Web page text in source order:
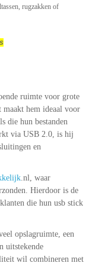
rugzakken of
ruimte voor grote
maakt hem ideaal voor
die hun bestanden
via USB 2.0, is hij
en
.nl, waar
Hierdoor is de
die hun usb stick
opslagruimte, een
uitstekende
wil combineren met